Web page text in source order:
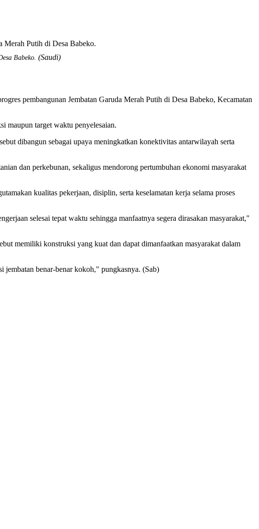
Babeko. (Saudi)
pembangunan Jembatan Garuda Merah Putih di Desa Babeko, Kecamatan
maupun target waktu penyelesaian.
dibangun sebagai upaya meningkatkan konektivitas antarwilayah serta
dan perkebunan, sekaligus mendorong pertumbuhan ekonomi masyarakat
kualitas pekerjaan, disiplin, serta keselamatan kerja selama proses
selesai tepat waktu sehingga manfaatnya segera dirasakan masyarakat,"
memiliki konstruksi yang kuat dan dapat dimanfaatkan masyarakat dalam
jembatan benar-benar kokoh," pungkasnya. (Sab)